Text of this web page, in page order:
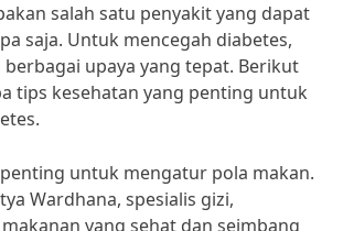
salah satu penyakit yang dapat
saja. Untuk mencegah diabetes,
upaya yang tepat. Berikut
tips kesehatan yang penting untuk
untuk mengatur pola makan.
Wardhana, spesialis gizi,
yang sehat dan seimbang